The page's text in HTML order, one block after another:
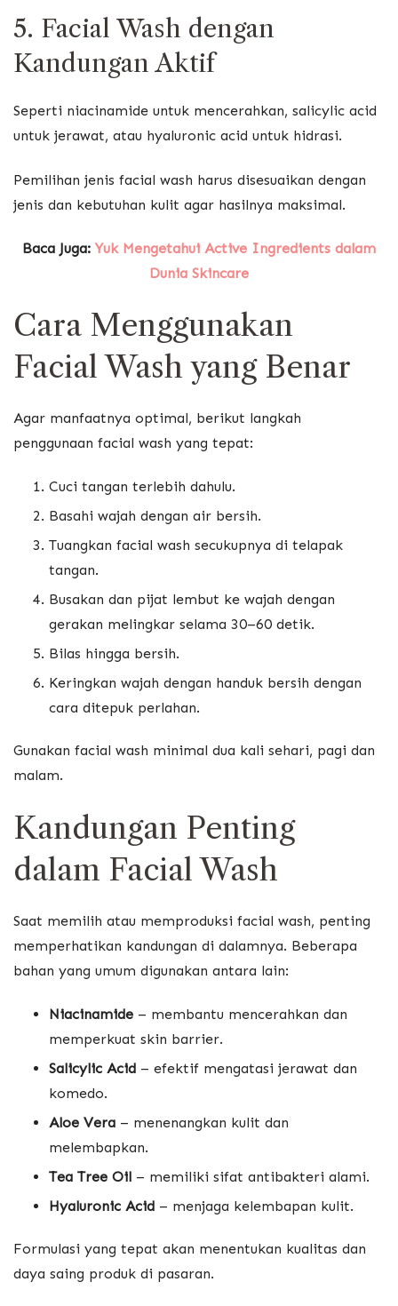
5. Facial Wash dengan
Kandungan Aktif
Seperti niacinamide untuk mencerahkan, salicylic acid
untuk jerawat, atau hyaluronic acid untuk hidrasi.
Pemilihan jenis facial wash harus disesuaikan dengan
jenis dan kebutuhan kulit agar hasilnya maksimal.
Baca Juga:Yuk Mengetahui Active Ingredients dalam
Dunia Skincare
Cara Menggunakan
Facial Wash yang Benar
Agar manfaatnya optimal, berikut langkah
penggunaan facial wash yang tepat:
Cuci tangan terlebih dahulu.
Basahi wajah dengan air bersih.
Tuangkan facial wash secukupnya di telapak
tangan.
Busakan dan pijat lembut ke wajah dengan
gerakan melingkar selama 30–60 detik.
Bilas hingga bersih.
Keringkan wajah dengan handuk bersih dengan
cara ditepuk perlahan.
Gunakan facial wash minimal dua kali sehari, pagi dan
malam.
Kandungan Penting
dalam Facial Wash
Saat memilih atau memproduksi facial wash, penting
memperhatikan kandungan di dalamnya. Beberapa
bahan yang umum digunakan antara lain:
Niacinamide – membantu mencerahkan dan
memperkuat skin barrier.
Salicylic Acid – efektif mengatasi jerawat dan
komedo.
Aloe Vera – menenangkan kulit dan
melembapkan.
Tea Tree Oil – memiliki sifat antibakteri alami.
Hyaluronic Acid – menjaga kelembapan kulit.
Formulasi yang tepat akan menentukan kualitas dan
daya saing produk di pasaran.